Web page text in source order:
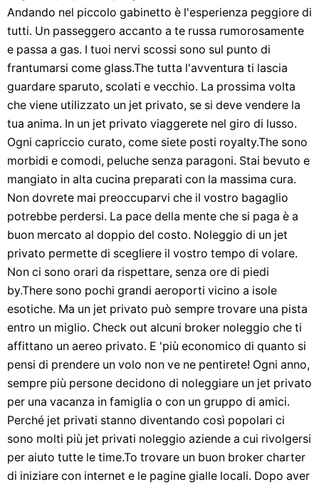
Andando nel piccolo gabinetto è l'esperienza peggiore di
tutti. Un passeggero accanto a te russa rumorosamente
e passa a gas. I tuoi nervi scossi sono sul punto di
frantumarsi come glass.The tutta l'avventura ti lascia
guardare sparuto, scolati e vecchio. La prossima volta
che viene utilizzato un jet privato, se si deve vendere la
tua anima. In un jet privato viaggerete nel giro di lusso.
Ogni capriccio curato, come siete posti royalty.The sono
morbidi e comodi, peluche senza paragoni. Stai bevuto e
mangiato in alta cucina preparati con la massima cura.
Non dovrete mai preoccuparvi che il vostro bagaglio
potrebbe perdersi. La pace della mente che si paga è a
buon mercato al doppio del costo. Noleggio di un jet
privato permette di scegliere il vostro tempo di volare.
Non ci sono orari da rispettare, senza ore di piedi
by.There sono pochi grandi aeroporti vicino a isole
esotiche. Ma un jet privato può sempre trovare una pista
entro un miglio. Check out alcuni broker noleggio che ti
affittano un aereo privato. E 'più economico di quanto si
pensi di prendere un volo non ve ne pentirete! Ogni anno,
sempre più persone decidono di noleggiare un jet privato
per una vacanza in famiglia o con un gruppo di amici.
Perché jet privati ​​stanno diventando così popolari ci
sono molti più jet privati ​​noleggio aziende a cui rivolgersi
per aiuto tutte le time.To trovare un buon broker charter
di iniziare con internet e le pagine gialle locali. Dopo aver